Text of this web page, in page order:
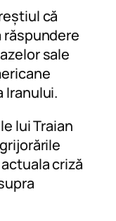
că
răspundere
sale
Iranului.
lui Traian
criză